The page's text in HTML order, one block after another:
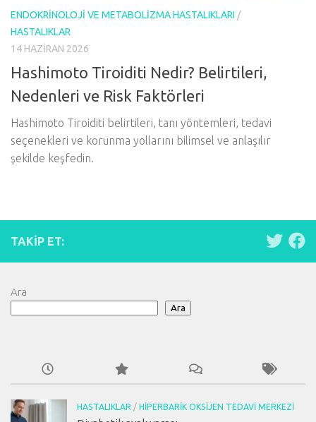
ENDOKRINOLOJI VE METABOLIZMA HASTALIKLARI /
HASTALIKLAR
14 HAZIRAN 2026
Hashimoto Tiroiditi Nedir? Belirtileri,
Nedenleri ve Risk Faktörleri
Hashimoto Tiroiditi belirtileri, tanı yöntemleri, tedavi
seçenekleri ve korunma yollarını bilimsel ve anlaşılır
şekilde keşfedin.
TAKIP ET:
Ara
Ara
HASTALIKLAR / HIPERBARIK OKSIJEN TEDAVI MERKEZI